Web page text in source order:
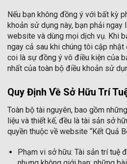
Nếu bạn không đồng ý với bất kỳ
khoản sử dụng này, bạn phải
website và dùng mọi dịch vụ. Khi
ngay cả sau khi chúng tôi cập
coi là sự đồng ý vô điều kiện của
nhất của toàn bộ điều khoản sử
Quy Định Về Sở Hữu Trí
Toàn bộ tài nguyên, bao gồm
liệu và thiết kế, đều là tài sản sở
quyền thuộc về website “Kết Quả
Phạm vi sở hữu: Tài sản trí tuệ